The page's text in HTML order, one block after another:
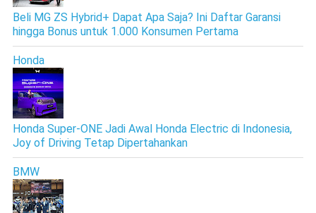
Beli MG ZS Hybrid+ Dapat Apa Saja? Ini Daftar Garansi
hingga Bonus untuk 1.000 Konsumen Pertama
Honda
Honda Super-ONE Jadi Awal Honda Electric di Indonesia,
Joy of Driving Tetap Dipertahankan
BMW